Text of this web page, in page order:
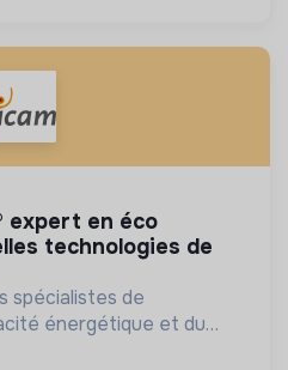
technologies de
spécialistes de
énergétique et du
renouvelables